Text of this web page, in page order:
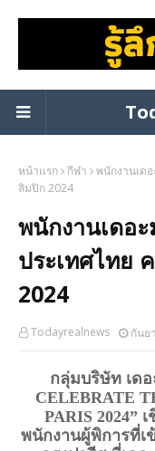
หน้าแรก กีฬา
พนักงานเด
ลิมปิก 2024
พนักงานเดอ
ประเทศไทย
2024
Todayrealnews กันย
กลุ่มบริษัท เด
CELEBRATE
PARIS 2024”
พนักงานผู้พิการที่เ